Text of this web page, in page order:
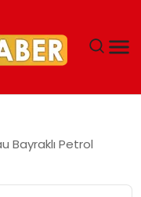
Bayraklı Petrol